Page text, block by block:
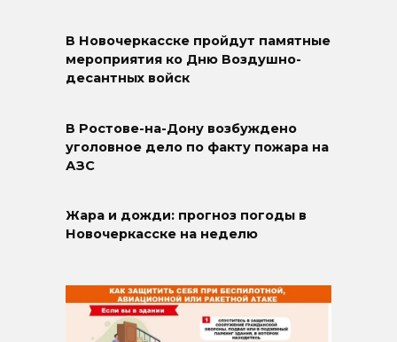
В Новочеркасске пройдут памятные
мероприятия ко Дню Воздушно-
десантных войск
В Ростове-на-Дону возбуждено
уголовное дело по факту пожара на
АЗС
Жара и дожди: прогноз погоды в
Новочеркасске на неделю